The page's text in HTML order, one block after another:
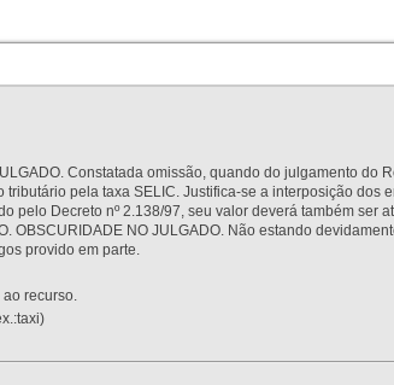
Constatada omissão, quando do julgamento
pela taxa SELIC. Justifica-se a interposição dos
pelo Decreto nº 2.138/97, seu valor deverá também ser
OBSCURIDADE NO JULGADO. Não estando
provido em parte.
recurso.